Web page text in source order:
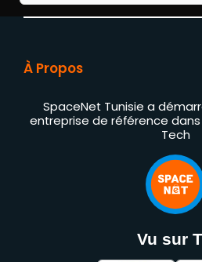
À Propos
SpaceNet Tunisie a
entreprise de référence
Tech
Vu sur